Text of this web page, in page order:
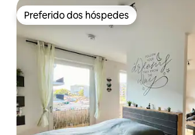
Preferido dos hóspedes
Preferido dos hóspedes